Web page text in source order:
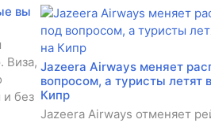
вы
Виза,
без
Jazeera Airways меняет
вопросом, а туристы летят
Кипр
Jazeera Airways отменяет